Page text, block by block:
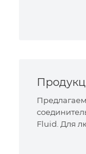
Fluid. Для